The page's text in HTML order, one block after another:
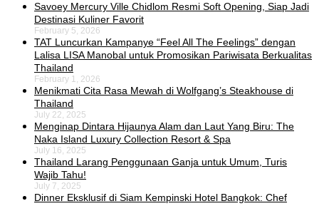
Savoey Mercury Ville Chidlom Resmi Soft Opening, Siap Jadi
Destinasi Kuliner Favorit
February 5, 2026
TAT Luncurkan Kampanye “Feel All The Feelings” dengan
Lalisa LISA Manobal untuk Promosikan Pariwisata Berkualitas
Thailand
February 1, 2026
Menikmati Cita Rasa Mewah di Wolfgang’s Steakhouse di
Thailand
July 22, 2025
Menginap Dintara Hijaunya Alam dan Laut Yang Biru: The
Naka Island Luxury Collection Resort & Spa
July 16, 2025
Thailand Larang Penggunaan Ganja untuk Umum, Turis
Wajib Tahu!
July 7, 2025
Dinner Eksklusif di Siam Kempinski Hotel Bangkok: Chef